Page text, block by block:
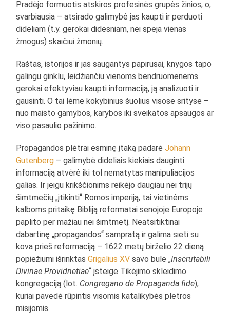
Pradėjo formuotis atskiros profesinės grupės žinios, o,
svarbiausia – atsirado galimybė jas kaupti ir perduoti
dideliam (t.y. gerokai didesniam, nei spėja vienas
žmogus) skaičiui žmonių.
Raštas, istorijos ir jas saugantys papirusai, knygos tapo
galingu ginklu, leidžiančiu vienoms bendruomenėms
gerokai efektyviau kaupti informaciją, ją analizuoti ir
gausinti. O tai lėmė kokybinius šuolius visose srityse –
nuo maisto gamybos, karybos iki sveikatos apsaugos ar
viso pasaulio pažinimo.
Propagandos plėtrai esminę įtaką padarėJohann
Gutenberg – galimybė dideliais kiekiais dauginti
informaciją atvėrė iki tol nematytas manipuliacijos
galias. Ir jeigu krikščionims reikėjo daugiau nei trijų
šimtmečių „įtikinti“ Romos imperiją, tai vietinėms
kalboms pritaikę Bibliją reformatai senojoje Europoje
paplito per mažiau nei šimtmetį. Neatsitiktinai
dabartinę „propagandos“ sampratą ir galima sieti su
kova prieš reformaciją – 1622 metų birželio 22 dieną
popiežiumi išrinktasGrigalius XV savo bule „Inscrutabili
Divinae Providnetiae“ įsteigė Tikėjimo skleidimo
kongregaciją (lot. Congregano de Propaganda fide),
kuriai pavedė rūpintis visomis katalikybės plėtros
misijomis.